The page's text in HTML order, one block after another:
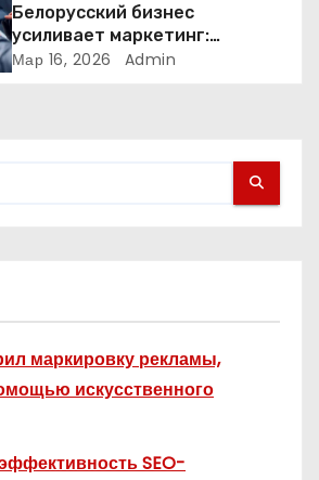
Белорусский бизнес
усиливает маркетинг:
компании меняют стратегии
Мар 16, 2026 Admin
маркировку рекламы,
искусственного
SEO-